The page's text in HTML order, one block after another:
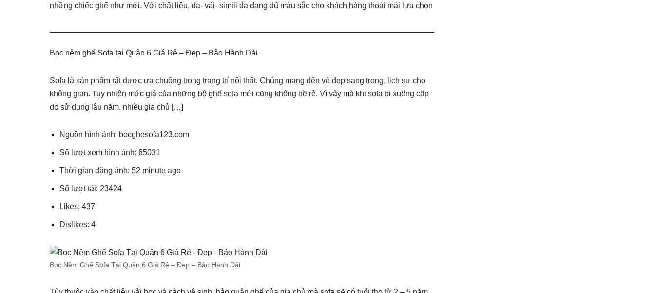
những chiếc ghế như mới. Với chất liệu, da- vải- simili đa dạng đủ màu sắc cho khách hàng thoải mái lựa chọn
Bọc nệm ghế Sofa tại Quận 6 Giá Rẻ – Đẹp – Bảo Hành Dài
Sofa là sản phẩm rất được ưa chuộng trong trang trí nội thất. Chúng mang đến vẻ đẹp sang trọng, lịch sự cho
không gian. Tuy nhiên mức giá của những bộ ghế sofa mới cũng không hề rẻ. Vì vậy mà khi sofa bị xuống cấp
do sử dụng lâu năm, nhiều gia chủ […]
Nguồn hình ảnh: bocghesofa123.com
Số lượt xem hình ảnh: 65031
Thời gian đăng ảnh: 52 minute ago
Số lượt tải: 23424
Likes: 437
Dislikes: 4
Bọc Nệm Ghế Sofa Tại Quận 6 Giá Rẻ – Đẹp – Bảo Hành Dài